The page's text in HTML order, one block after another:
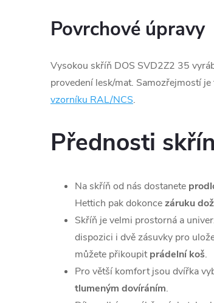
Povrchové úpravy
Vysokou skříň DOS SVD2Z2 35
provedení lesk/mat. Samozřejmostí
vzorníku RAL/NCS.
Přednosti
Na skříň od nás dostanete
Hettich pak dokoncezáruku
Skříň je velmi prostorná a
dispozici i dvě zásuvky pro
můžete přikoupitprádelní koš.
Pro větší komfort jsou dvířka
tlumeným dovíráním.